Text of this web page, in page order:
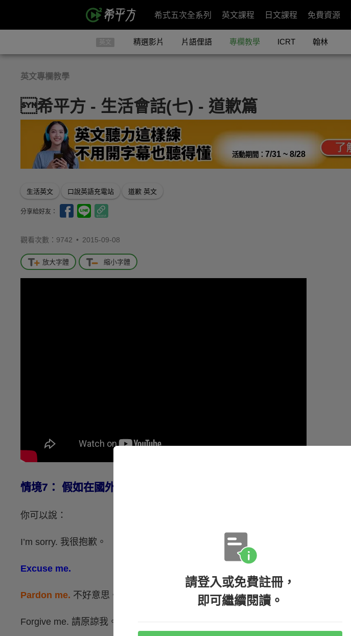
希式五次全系列 英文課程 日文課程 免費資源
英文 精選影片 片語俚語 專欄教學 ICRT 翰林
英文專欄教學
希平方 - 生活會話(七) - 道歉篇
活動期間： 7/31 ~ 8/28
生活英文 口說英語充電站 道歉 英文
分享給好友：
觀看次數：9742 • 2015-09-08
放大字體 縮小字體
情境7： 假如在國外不小心撞到人，要怎麼道歉呢？
你可以說：
I’m sorry. 我很抱歉。
Excuse me.
Pardon me. 不好意思。
Forgive me. 請原諒我。
請登入或免費註冊，
即可繼續閱讀。